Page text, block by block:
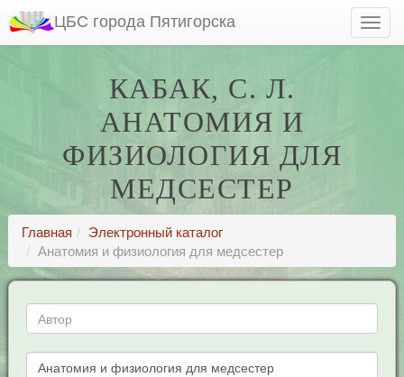
ЦБС города Пятигорска
КАБАК, С. Л.
АНАТОМИЯ И
ФИЗИОЛОГИЯ ДЛЯ
МЕДСЕСТЕР
Главная
Электронный каталог
Анатомия и физиология для медсестер